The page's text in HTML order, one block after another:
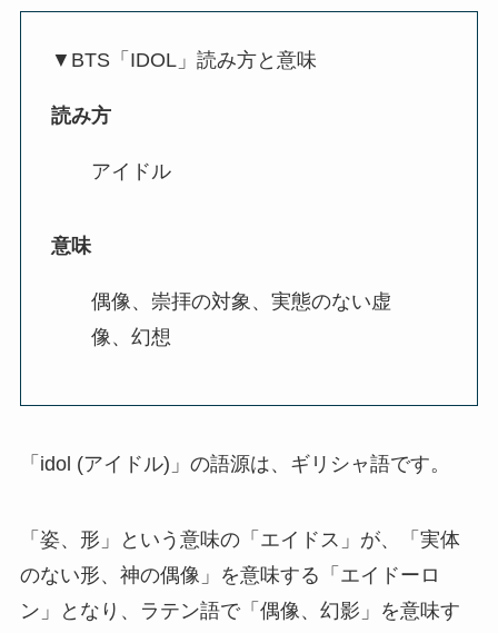
▼BTS「IDOL」読み方と意味
読み方
アイドル
意味
偶像、崇拝の対象、実態のない虚
像、幻想
「idol (アイドル)」の語源は、ギリシャ語です。
「姿、形」という意味の「エイドス」が、「実体
のない形、神の偶像」を意味する「エイドーロ
ン」となり、ラテン語で「偶像、幻影」を意味す